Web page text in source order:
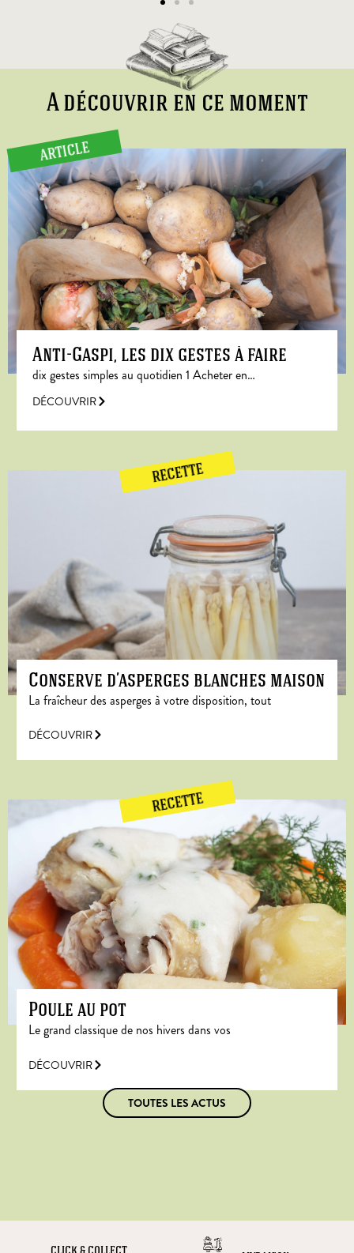
A découvrir en ce moment
ARTICLE
Anti-Gaspi, les dix gestes à faire
dix gestes simples au quotidien 1 Acheter en…
DÉCOUVRIR
RECETTE
Conserve d’asperges blanches maison
La fraîcheur des asperges à votre disposition, tout
DÉCOUVRIR
RECETTE
Poule au pot
Le grand classique de nos hivers dans vos
DÉCOUVRIR
TOUTES LES ACTUS